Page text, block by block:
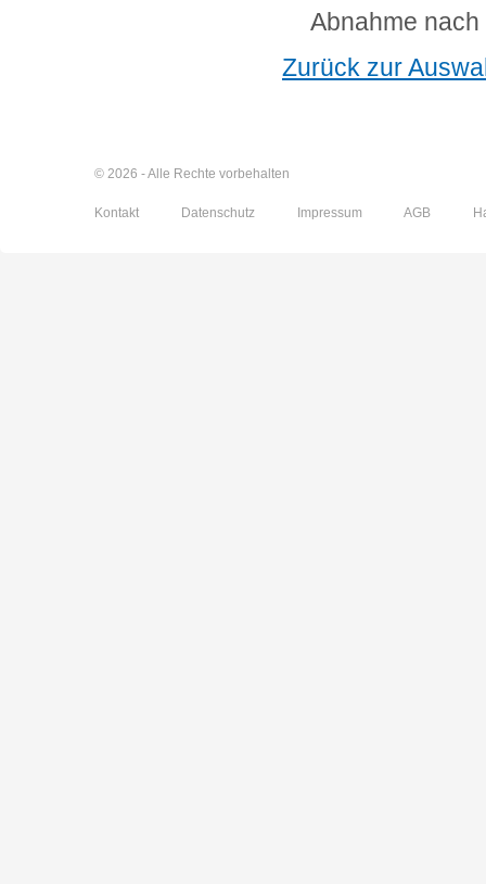
Abnahme nach
Zurück zur
© 2026 - Alle Rechte vorbehalten
Kontakt Datenschutz Impressum AGB